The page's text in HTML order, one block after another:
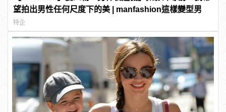
望拍出男性任何尺度下的美 | manfashion這樣變型男
特企